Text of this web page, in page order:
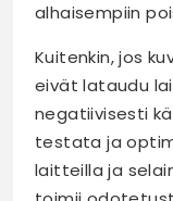
alhaisempiin
Kuitenkin, jos
eivät lataudu
negatiivisesti
testata ja
laitteilla ja